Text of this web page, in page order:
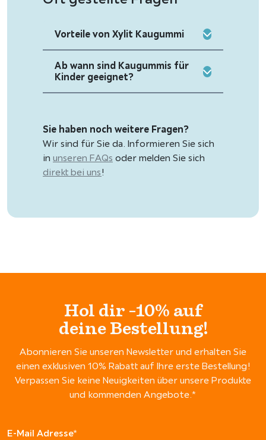
Vorteile von Xylit Kaugummi
Ab wann sind Kaugummis für
Kinder geeignet?
Sie haben noch weitere Fragen?
Wir sind für Sie da. Informieren Sie sich
in unseren FAQs oder melden Sie sich
direkt bei uns!
Hol dir -10% auf
deine Bestellung!
Abonnieren Sie unseren Newsletter und erhalten Sie
einen exklusiven 10% Rabatt auf Ihre erste Bestellung!
Verpassen Sie keine Neuigkeiten über unsere Produkte
und kommenden Angebote.*
E-Mail Adresse*